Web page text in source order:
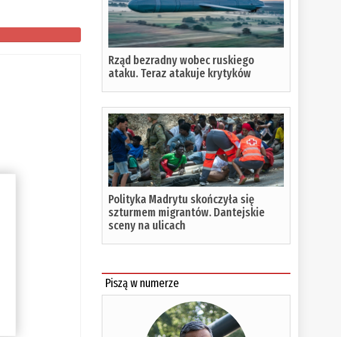
Rząd bezradny wobec ruskiego
ataku. Teraz atakuje krytyków
Polityka Madrytu skończyła się
szturmem migrantów. Dantejskie
sceny na ulicach
Piszą w numerze